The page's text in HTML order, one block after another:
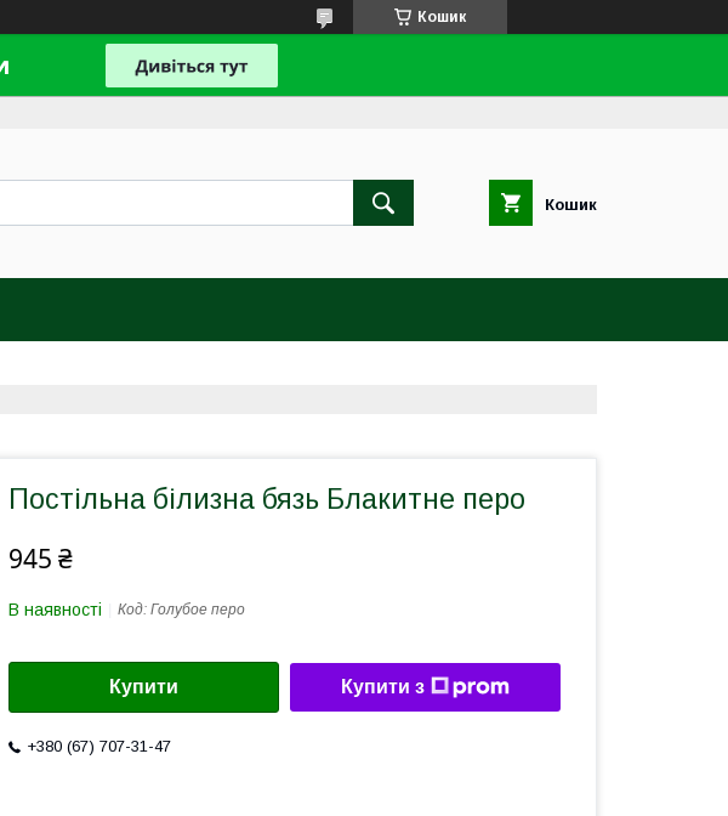
Кошик
Кошик
Постільна білизна бязь Блакитне перо
945 ₴
В наявності Код: Голубое перо
Купити Купити з
+380 (67) 707-31-47